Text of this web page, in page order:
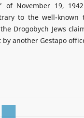
of November 19,
to the well-known
Drogobych Jews
another Gestapo